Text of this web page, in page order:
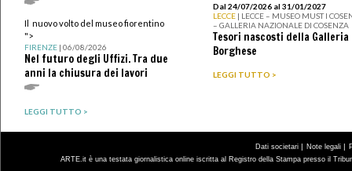
Il nuovo volto del museo fiorentino
">
FIRENZE | 06/08/2026
Nel futuro degli Uffizi. Tra due
anni la chiusura dei lavori
LEGGI TUTTO >
Dal 24/07/2026 al 31/01/2027
LECCE | LECCE – MUSEO MUST I
– GALLERIA NAZIONALE DI COSENZA
Tesori nascosti della Galleria
Borghese
LEGGI TUTTO >
Dati societari | Note legali |
ARTE.it è una testata giornalistica online iscritta al Registro della Stampa presso il